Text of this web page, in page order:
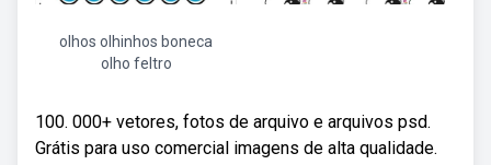
olhos olhinhos boneca
olho feltro
100. 000+ vetores, fotos de arquivo e arquivos psd.
Grátis para uso comercial imagens de alta qualidade.